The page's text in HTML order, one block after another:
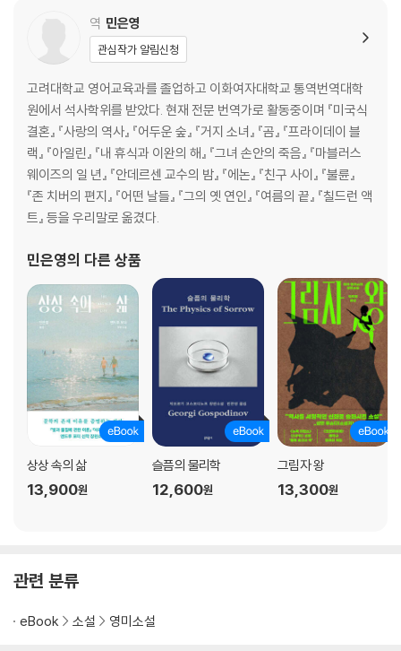
역 민은영
관심작가 알림신청
고려대학교 영어교육과를 졸업하고 이화여자대학교 통역번역대학
원에서 석사학위를 받았다. 현재 전문 번역가로 활동중이며 『미국식
결혼』 『사랑의 역사』 『어두운 숲』 『거지 소녀』 『곰』 『프라이데이 블
랙』 『아일린』 『내 휴식과 이완의 해』 『그녀 손안의 죽음』 『마블러스
웨이즈의 일 년』 『안데르센 교수의 밤』 『에논』 『친구 사이』 『불륜』
『존 치버의 편지』 『어떤 날들』 『그의 옛 연인』 『여름의 끝』 『칠드런 액
트』 등을 우리말로 옮겼다.
민은영의 다른 상품
상상 속의 삶
13,900원
슬픔의 물리학
12,600원
그림자 왕
13,300원
관련 분류
eBook 소설 영미소설